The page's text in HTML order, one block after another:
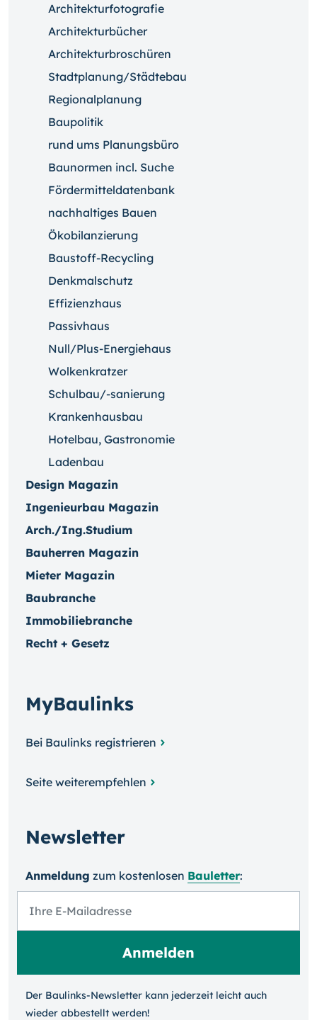
Architekturfotografie
Architekturbücher
Architekturbroschüren
Stadtplanung/Städtebau
Regionalplanung
Baupolitik
rund ums Planungsbüro
Baunormen incl. Suche
Fördermitteldatenbank
nachhaltiges Bauen
Ökobilanzierung
Baustoff-Recycling
Denkmalschutz
Effizienzhaus
Passivhaus
Null/Plus-Energiehaus
Wolkenkratzer
Schulbau/-sanierung
Krankenhausbau
Hotelbau, Gastronomie
Ladenbau
Design Magazin
Ingenieurbau Magazin
Arch./Ing.Studium
Bauherren Magazin
Mieter Magazin
Baubranche
Immobiliebranche
Recht + Gesetz
MyBaulinks
Bei Baulinks registrieren
Seite weiterempfehlen
Newsletter
Anmeldung zum kosten­losen Bauletter:
Der Baulinks-Newsletter kann jeder­zeit leicht auch
wieder ab­bestellt werden!